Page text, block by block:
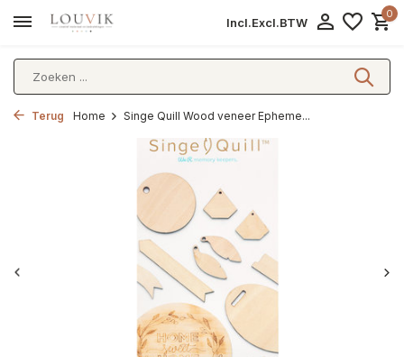
Incl.Excl.BTW
0
Terug Home Singe Quill Wood veneer Epheme...